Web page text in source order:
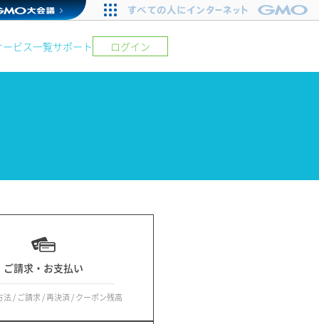
ービス一覧サポート ログイン
ご請求・お支払い
法 / ご請求 / 再決済 / クーポン残高